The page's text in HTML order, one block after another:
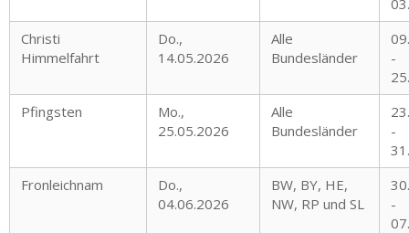
Christi
Himmelfahrt
Do.,
14.05.2026
Alle
Bundesländer
-
Pfingsten
Mo.,
25.05.2026
Alle
Bundesländer
-
Fronleichnam
Do.,
04.06.2026
BW, BY, HE,
NW, RP und SL
-